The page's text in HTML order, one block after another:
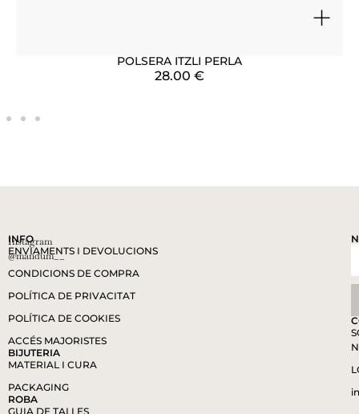
+
POLSERA ITZLI PERLA
28.00 €
Instagram
@mandum__
INFO
ENVIAMENTS I DEVOLUCIONS
CONDICIONS DE COMPRA
POLÍTICA DE PRIVACITAT
POLÍTICA DE COOKIES
ACCÉS MAJORISTES
BIJUTERIA
MATERIAL I CURA
PACKAGING
ROBA
GUIA DE TALLES